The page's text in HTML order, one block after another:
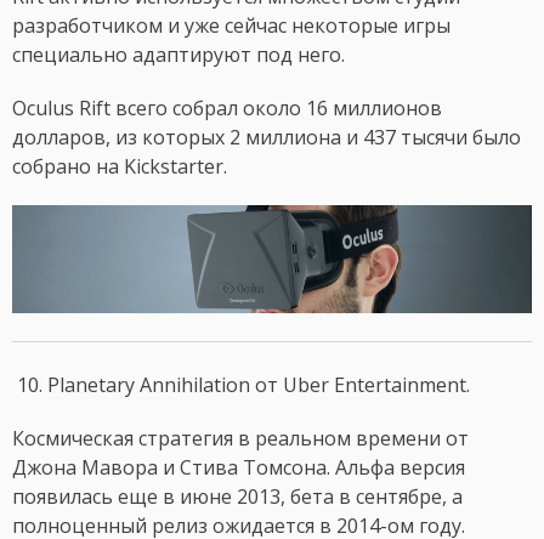
разработчиком и уже сейчас некоторые игры
специально адаптируют под него.
Oculus Rift всего собрал около 16 миллионов
долларов, из которых 2 миллиона и 437 тысячи было
собрано на Kickstarter.
10. Planetary Annihilation от Uber Entertainment.
Космическая стратегия в реальном времени от
Джона Мавора и Стива Томсона. Альфа версия
появилась еще в июне 2013, бета в сентябре, а
полноценный релиз ожидается в 2014-ом году.